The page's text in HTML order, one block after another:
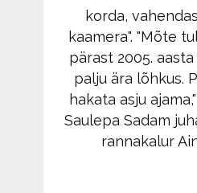
korda,
kaamera". "Mõte
pärast 2005.
palju ära lõhkus.
hakata asju
Saulepa Sadam
rannakalur